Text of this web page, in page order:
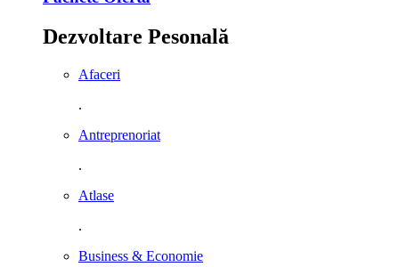
Dezvoltare Pesonală
Afaceri
.
Antreprenoriat
.
Atlase
.
Business & Economie